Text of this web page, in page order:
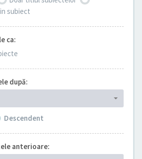
subiect
ca:
după:
Descendent
anterioare: